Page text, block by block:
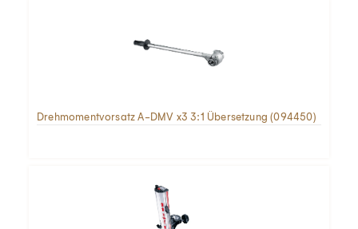
Drehmomentvorsatz A-DMV x3 3:1 Übersetzung (094450)